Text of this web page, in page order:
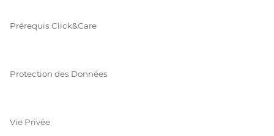
Prérequis Click&Care
Protection des Données
Vie Privée